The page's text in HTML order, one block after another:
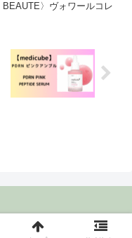
BEAUTE〉ヴォワールコレ
Rights Reserved.